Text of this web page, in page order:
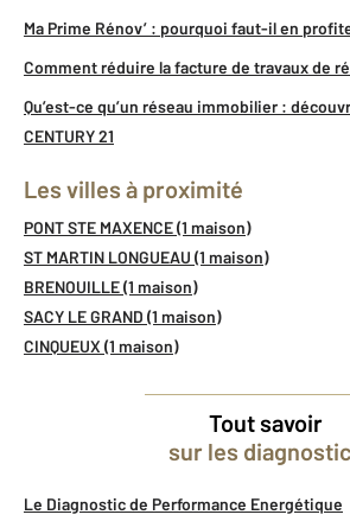
Ma Prime Rénov’ : pourquoi faut-il en
Comment réduire la facture de travaux de
Qu’est-ce qu’un réseau immobilier :
CENTURY 21
Les villes à proximité
PONT STE MAXENCE (1 maison)
ST MARTIN LONGUEAU (1 maison)
BRENOUILLE (1 maison)
SACY LE GRAND (1 maison)
CINQUEUX (1 maison)
Tout savoir
sur les
Le Diagnostic de Performance Energétique